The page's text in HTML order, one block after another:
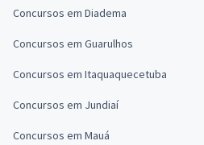
Concursos em Diadema
Concursos em Guarulhos
Concursos em Itaquaquecetuba
Concursos em Jundiaí
Concursos em Mauá